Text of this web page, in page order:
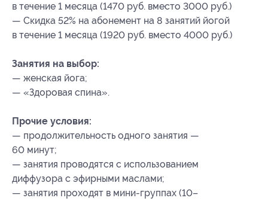
в течение 1 месяца (1470 руб. вместо 3000 руб.)
— Скидка 52% на абонемент на 8 занятий йогой
в течение 1 месяца (1920 руб. вместо 4000 руб.)
Занятия на выбор:
— женская йога;
— «Здоровая спина».
Прочие условия:
— продолжительность одного занятия —
60 минут;
— занятия проводятся с использованием
диффузора с эфирными маслами;
— занятия проходят в мини-группах (10–